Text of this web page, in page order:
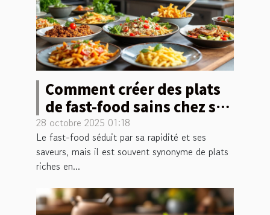
Comment créer des plats
de fast-food sains chez soi
?
28 octobre 2025 01:18
Le fast-food séduit par sa rapidité et ses
saveurs, mais il est souvent synonyme de plats
riches en...